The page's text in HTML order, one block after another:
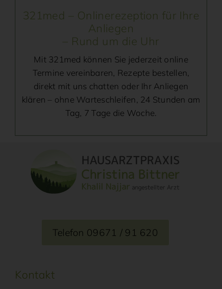
321med – Onlinerezeption für Ihre
Anliegen
– Rund um die Uhr
Mit 321med können Sie jederzeit online
Termine vereinbaren, Rezepte bestellen,
direkt mit uns chatten oder Ihr Anliegen
klären – ohne Warteschleifen, 24 Stunden am
Tag, 7 Tage die Woche.
Kontakt
Telefon 09671 / 91 620